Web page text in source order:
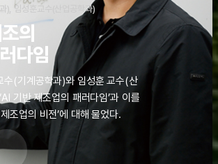
), 임성훈교수(산업공학과)
의
다임
수(기계공학과)와 임성훈 교수(산
기반 제조업의 패러다임’과 이를
조업의 비전’에 대해 물었다.